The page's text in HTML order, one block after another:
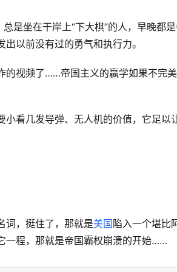
是坐在干岸上“下大棋”的人，早晚都
以前没有过的勇气和执行力。
视频了……帝国主义的赢学如果不完美
看几发导弹、无人机的价值，它足以
词，挺住了，那就是美国 陷入一个堪比
一程，那就是帝国霸权崩溃的开始……